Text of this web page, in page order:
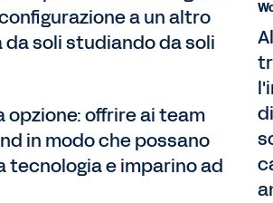
a un altro
soli studiando da soli
offrire ai team
in modo che possano
e imparino ad